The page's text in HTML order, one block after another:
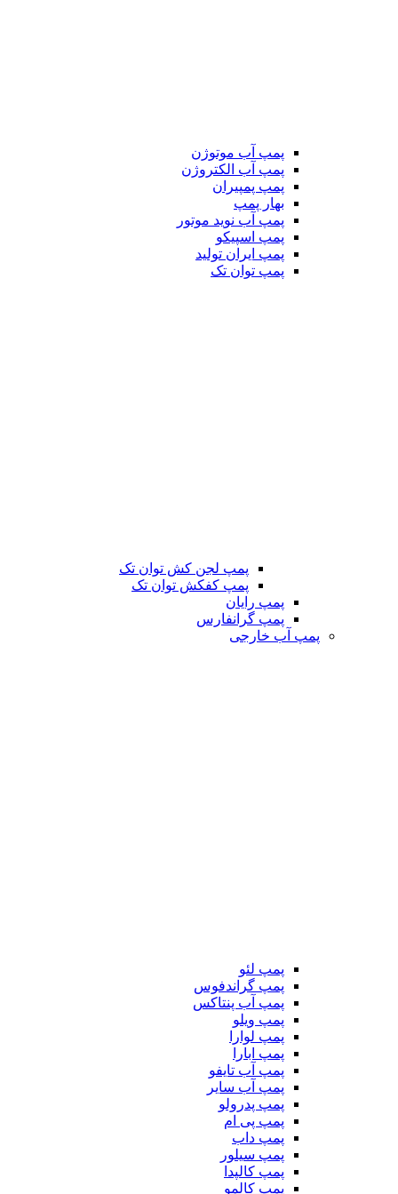
پمپ آب موتوژن
پمپ آب الکتروژن
پمپ پمپیران
بهار پمپ
پمپ آب نوید موتور
پمپ اسپیکو
پمپ ایران تولید
پمپ توان تک
پمپ لجن کش توان تک
پمپ کفکش توان تک
پمپ رایان
پمپ گرانفارس
پمپ آب خارجی
پمپ لئو
پمپ گراندفوس
پمپ آب پنتاکس
پمپ ویلو
پمپ لوارا
پمپ ابارا
پمپ آب تایفو
پمپ آب سایر
پمپ پدرولو
پمپ پی ام
پمپ داب
پمپ سیلور
پمپ کالپدا
پمپ کالمو